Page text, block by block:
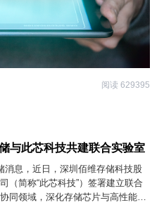
阅读 629395
与此芯科技共建联合实验室
消息，近日，深圳佰维存储科技股
（简称“此芯科技”）签署建立联合
同领域，深化存储芯片与高性能智